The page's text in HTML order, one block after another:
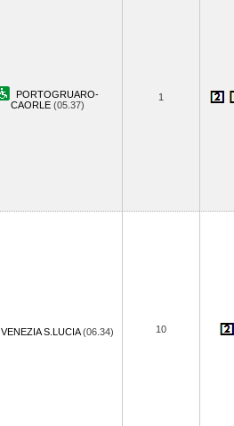
PORTOGRUARO-
CAORLE (05.37)
1
VENEZIA S.LUCIA(06.34) 10